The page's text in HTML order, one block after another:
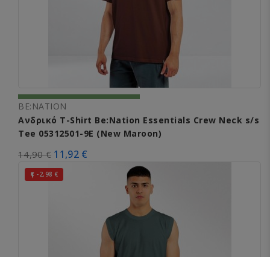
BE:NATION
Ανδρικό T-Shirt Be:Nation Essentials Crew Neck s/s
Tee 05312501-9E (New Maroon)
14,90 € 11,92 €
 -2,98 €